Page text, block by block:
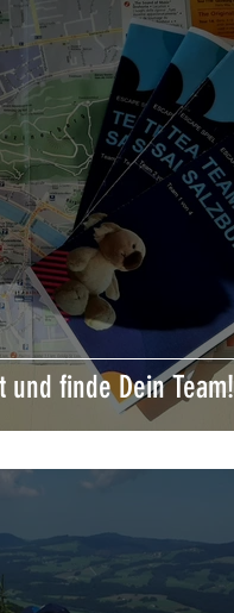
und finde Dein Team!